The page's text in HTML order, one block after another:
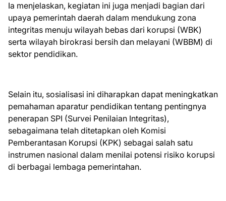
Ia menjelaskan, kegiatan ini juga menjadi bagian dari
upaya pemerintah daerah dalam mendukung zona
integritas menuju wilayah bebas dari korupsi (WBK)
serta wilayah birokrasi bersih dan melayani (WBBM) di
sektor pendidikan.
Selain itu, sosialisasi ini diharapkan dapat meningkatkan
pemahaman aparatur pendidikan tentang pentingnya
penerapan SPI (Survei Penilaian Integritas),
sebagaimana telah ditetapkan oleh Komisi
Pemberantasan Korupsi (KPK) sebagai salah satu
instrumen nasional dalam menilai potensi risiko korupsi
di berbagai lembaga pemerintahan.